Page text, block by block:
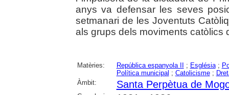
anys va defensar les seves
setmanari de les Joventuts
als grups dels moviments catòlics
Matèries: República espanyola II ; Església;
Política municipal ; Catolicisme;
Àmbit:
Santa Perpètua de